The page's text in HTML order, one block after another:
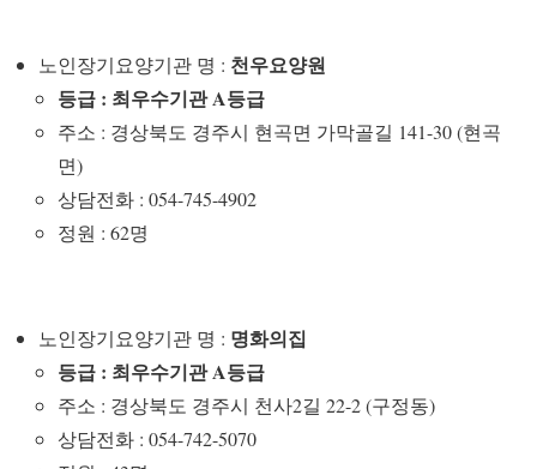
노인장기요양기관 명 : 천우요양원
등급 : 최우수기관 A등급
주소 : 경상북도 경주시 현곡면 가막골길 141-30 (현곡
면)
상담전화 : 054-745-4902
정원 : 62명
노인장기요양기관 명 : 명화의집
등급 : 최우수기관 A등급
주소 : 경상북도 경주시 천사2길 22-2 (구정동)
상담전화 : 054-742-5070